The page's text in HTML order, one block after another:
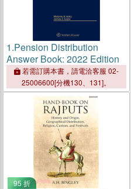
1.Pension Distribution
Answer Book: 2022 Edition
若需訂購本書，請電洽客服 02-
25006600[分機130、131]。
95 折